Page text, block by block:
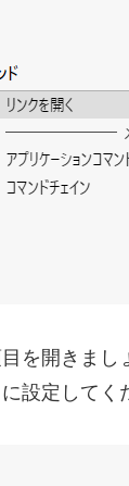
を開きまし
設定してく